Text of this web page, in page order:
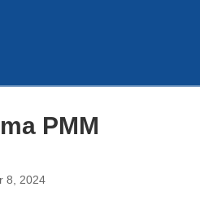
PMM
8, 2024